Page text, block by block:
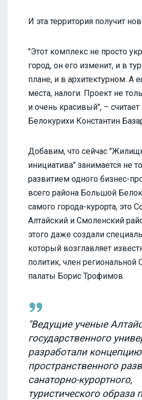
И эта территория получит
"Этот комплекс не просто
город, он его изменит, и в
плане, и в архитектурном. А
места, налоги. Проект не
и очень красивый", – считает
Белокурихи Константин
Добавим, что сейчас
инициатива" занимается не
развитием одного бизнес-
всего района Большой
самого города-курорта, это
Алтайский и Смоленский
этого даже создали
который возглавляет
политик, член
палаты Борис Трофимов.
"Ведущие ученые
государственного
разработали концепцию
пространственного
санаторно-курортного,
туристического образа